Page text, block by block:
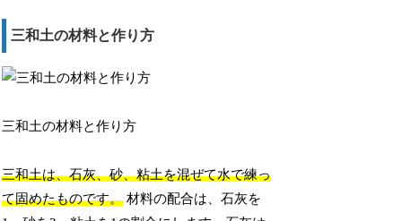
三和土の材料と作り方
三和土の材料と作り方
三和土は、石灰、砂、粘土を混ぜて水で練っ
て固めたものです。 材料の配合は、石灰を